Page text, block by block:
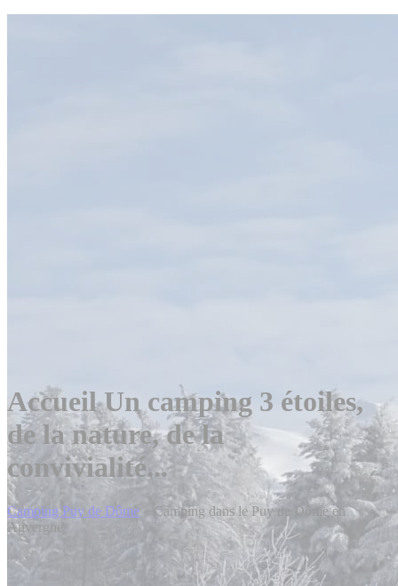
AccueilUn camping 3 étoiles,
de la nature, de la
convivialité...
Camping Puy de Dôme » Camping dans le Puy de Dôme en
Auvergne